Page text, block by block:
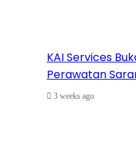
KAI Services
Perawatan
3 weeks ago